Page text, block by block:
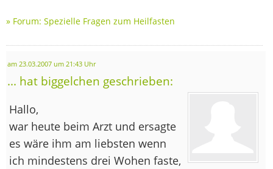
» Forum: Spezielle Fragen zum Heilfasten
am 23.03.2007 um 21:43 Uhr
... hat biggelchen geschrieben:
Hallo,
war heute beim Arzt und ersagte
es wäre ihm am liebsten wenn
ich mindestens drei Wohen faste,